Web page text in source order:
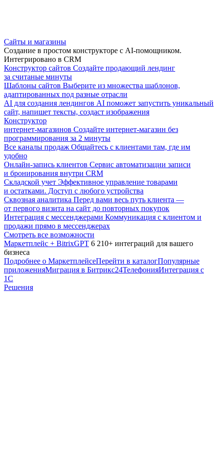
Сайты и магазины
Создание в простом конструкторе с AI-помощником.
Интегрировано в CRM
Конструктор сайтов Создайте продающий лендинг
за считаные минуты
Шаблоны сайтов Выберите из множества шаблонов,
адаптированных под разные отрасли
AI для создания лендингов AI поможет запустить уникальный
сайт, напишет тексты, создаст изображения
Конструктор
интернет-магазинов Создайте интернет-магазин без
программирования за 2 минуты
Все каналы продаж Общайтесь с клиентами там, где им
удобно
Онлайн-запись клиентов Сервис автоматизации записи
и бронирования внутри CRM
Складской учет Эффективное управление товарами
и остатками. Доступ с любого устройства
Сквозная аналитика Перед вами весь путь клиента —
от первого визита на сайт до повторных покупок
Интеграция с мессенджерами Коммуникация с клиентом и
продажи прямо в мессенджерах
Смотреть все возможности
Маркетплейс + BitrixGPT 6 210+ интеграций для вашего
бизнеса
Подробнее о МаркетплейсеПерейти в каталогПопулярные
приложенияМиграция в Битрикс24ТелефонияИнтеграция с
1С
Решения